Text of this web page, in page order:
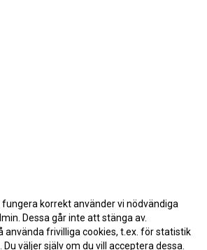
korrekt använder vi nödvändiga
Dessa går inte att stänga av.
använda frivilliga cookies, t.ex. för statistik
väljer själv om du vill acceptera dessa.